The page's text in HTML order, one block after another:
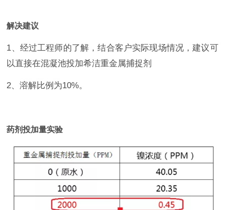
解决建议
1、经过工程师的了解，结合客户实际现场情况，建议可
以直接在混凝池投加希洁重金属捕捉剂
2、溶解比例为10%。
药剂投加量实验